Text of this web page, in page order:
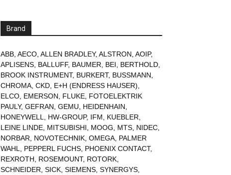
Brand
ABB AECO ALLEN BRADLEY, ALSTRON AOIP,
APLISENS BALLUFF, BAUMER BEI BERTHOLD
BROOK INSTRUMENT, BURKERT, BUSSMANN
CHROMA CKD E+H (ENDRESS HAUSER)
ELCO EMERSON FLUKE FOTOELEKTRIK
PAULY, GEFRAN GEMU HEIDENHAIN
HONEYWELL
HW-GROUP, IFM KUEBLER
LEINE LINDE MITSUBISHI MOOG MTS NIDEC
NORBAR
NOVOTECHNIK OMEGA PALMER
WAHL
PEPPERL FUCHS PHOENIX CONTACT,
REXROTH
ROSEMOUNT, ROTORK
SCHNEIDER SICK SIEMENS SYNERGYS